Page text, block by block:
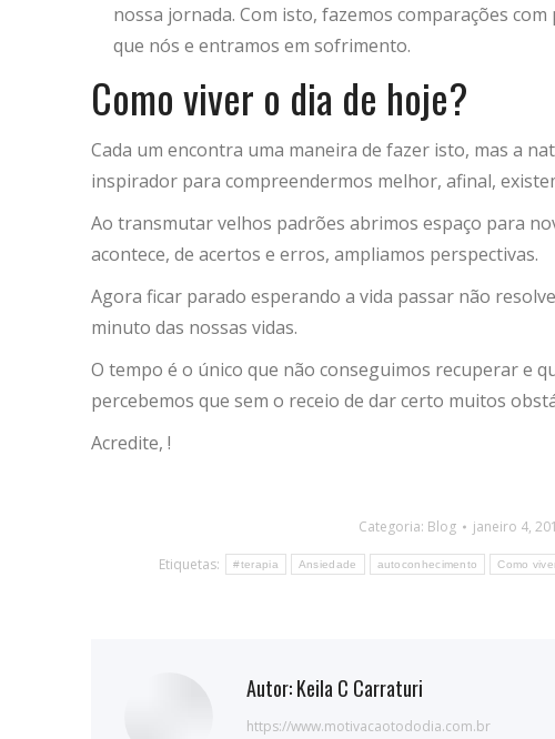
nossa jornada. Com isto, fazemos comparações
que nós e entramos em sofrimento.
Como viver o dia de hoje?
Cada um encontra uma maneira de fazer isto, mas a
inspirador para compreendermos melhor, afinal,
Ao transmutar velhos padrões abrimos espaço para
acontece, de acertos e erros, ampliamos perspectivas.
Agora ficar parado esperando a vida passar não
minuto das nossas vidas.
O tempo é o único que não conseguimos recuperar e
percebemos que sem o receio de dar certo muitos
Acredite, !
Categoria: Blog janeiro 4,
Etiquetas:
#terapia Ansiedade autoconhecimento Como
Autor:Keila C Carraturi
https://www.motivacaotododia.com.br